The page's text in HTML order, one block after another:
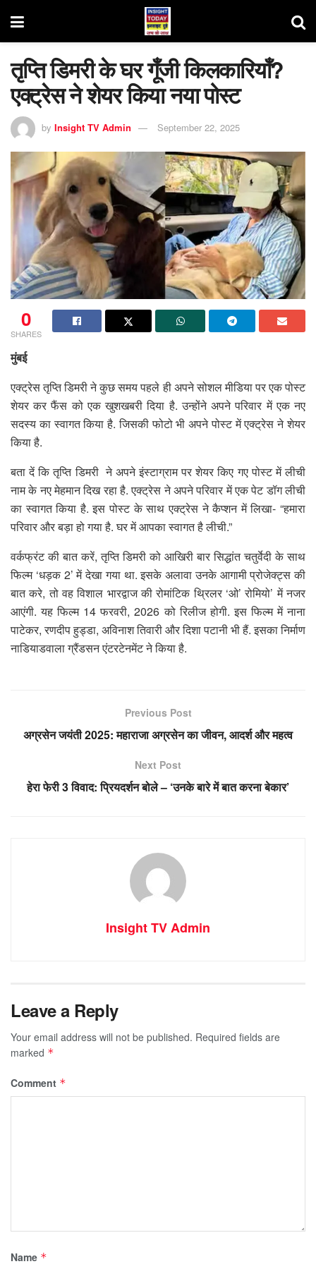
तृप्ति डिमरी के घर गूँजी किलकारियाँ?
एक्ट्रेस ने शेयर किया नया पोस्ट
by Insight TV Admin September 22, 2025
0
SHARES
मुंबई
एक्ट्रेस तृप्ति डिमरी ने कुछ समय पहले ही अपने सोशल मीडिया पर एक पोस्ट
शेयर कर फैंस को एक खुशखबरी दिया है. उन्होंने अपने परिवार में एक नए
सदस्य का स्वागत किया है. जिसकी फोटो भी अपने पोस्ट में एक्ट्रेस ने शेयर
किया है.
बता दें कि तृप्ति डिमरी ने अपने इंस्टाग्राम पर शेयर किए गए पोस्ट में लीची
नाम के नए मेहमान दिख रहा है. एक्ट्रेस ने अपने परिवार में एक पेट डॉग लीची
का स्वागत किया है. इस पोस्ट के साथ एक्ट्रेस ने कैप्शन में लिखा- “हमारा
परिवार और बड़ा हो गया है. घर में आपका स्वागत है लीची.”
वर्कफ्रंट की बात करें, तृप्ति डिमरी को आखिरी बार सिद्धांत चतुर्वेदी के साथ
फिल्म ‘धड़क 2’ में देखा गया था. इसके अलावा उनके आगामी प्रोजेक्ट्स की
बात करे, तो वह विशाल भारद्वाज की रोमांटिक थ्रिलर ‘ओ’ रोमियो’ में नजर
आएंगी. यह फिल्म 14 फरवरी, 2026 को रिलीज होगी. इस फिल्म में नाना
पाटेकर, रणदीप हुड्डा, अविनाश तिवारी और दिशा पटानी भी हैं. इसका निर्माण
नाडियाडवाला ग्रैंडसन एंटरटेनमेंट ने किया है.
Previous Post
अग्रसेन जयंती 2025: महाराजा अग्रसेन का जीवन, आदर्श और महत्व
Next Post
हेरा फेरी 3 विवाद: प्रियदर्शन बोले – ‘उनके बारे में बात करना बेकार’
Insight TV Admin
Leave a Reply
Your email address will not be published. Required fields are
marked *
Comment *
Name *